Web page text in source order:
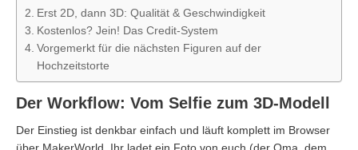
Erst 2D, dann 3D: Qualität & Geschwindigkeit
Kostenlos? Jein! Das Credit-System
Vorgemerkt für die nächsten Figuren auf der
Hochzeitstorte
Der Workflow: Vom Selfie zum 3D-Modell
Der Einstieg ist denkbar einfach und läuft komplett im Browser